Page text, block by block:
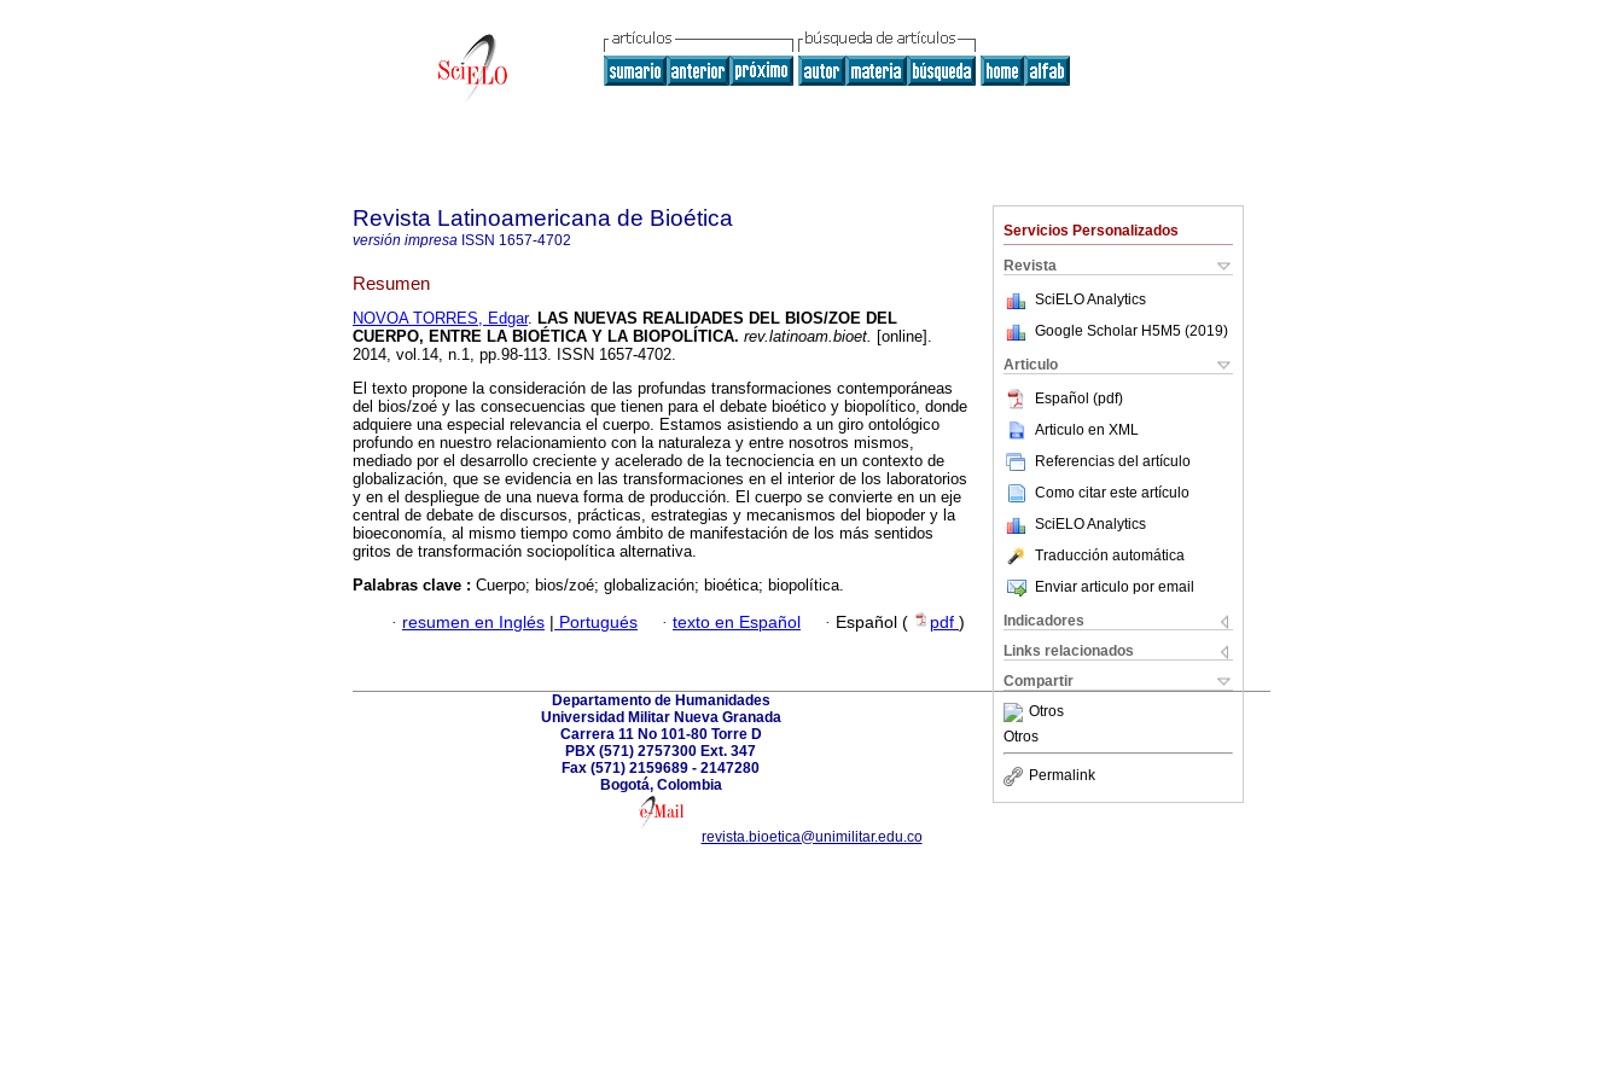
Servicios Personalizados
Revista
SciELO Analytics
Google Scholar H5M5 (2019)
Articulo
Español (pdf)
Articulo en XML
Referencias del artículo
Como citar este artículo
SciELO Analytics
Traducción automática
Enviar articulo por email
Indicadores
Links relacionados
Compartir
Otros
Otros
Permalink
Revista Latinoamericana de Bioética
versión impresa ISSN 1657-4702
Resumen
NOVOA TORRES, Edgar. LAS NUEVAS REALIDADES DEL BIOS/ZOE DEL
CUERPO, ENTRE LA BIOÉTICA Y LA BIOPOLÍTICA. rev.latinoam.bioet. [online].
2014, vol.14, n.1, pp.98-113. ISSN 1657-4702.
El texto propone la consideración de las profundas transformaciones contemporáneas
del bios/zoé y las consecuencias que tienen para el debate bioético y biopolítico, donde
adquiere una especial relevancia el cuerpo. Estamos asistiendo a un giro ontológico
profundo en nuestro relacionamiento con la naturaleza y entre nosotros mismos,
mediado por el desarrollo creciente y acelerado de la tecnociencia en un contexto de
globalización, que se evidencia en las transformaciones en el interior de los laboratorios
y en el despliegue de una nueva forma de producción. El cuerpo se convierte en un eje
central de debate de discursos, prácticas, estrategias y mecanismos del biopoder y la
bioeconomía, al mismo tiempo como ámbito de manifestación de los más sentidos
gritos de transformación sociopolítica alternativa.
Palabras clave : Cuerpo; bios/zoé; globalización; bioética; biopolítica.
· resumen en Inglés | Portugués · texto en Español · Español ( pdf )
Departamento de Humanidades
Universidad Militar Nueva Granada
Carrera 11 No 101-80 Torre D
PBX (571) 2757300 Ext. 347
Fax (571) 2159689 - 2147280
Bogotá, Colombia
revista.bioetica@unimilitar.edu.co